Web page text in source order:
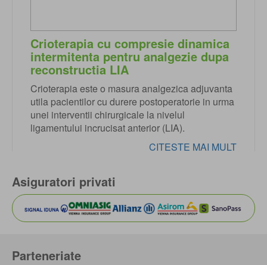
Crioterapia cu compresie dinamica
intermitenta pentru analgezie dupa
reconstructia LIA
Crioterapia este o masura analgezica adjuvanta
utila pacientilor cu durere postoperatorie in urma
unei interventii chirurgicale la nivelul
ligamentului incrucisat anterior (LIA).
CITESTE MAI MULT
Asiguratori privati
Parteneriate